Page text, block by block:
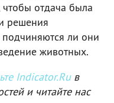
отдача была
решения
ли они
животных.
Indicator.Ruв
и читайте нас